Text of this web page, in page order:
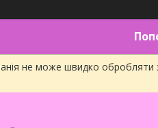
не може швидко обробляти